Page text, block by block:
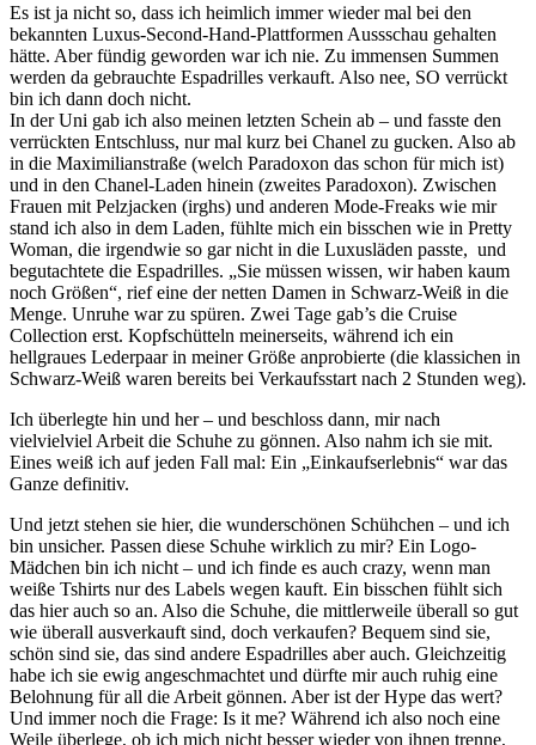
Es ist ja nicht so, dass ich heimlich immer wieder mal bei den
bekannten Luxus-Second-Hand-Plattformen Aussschau gehalten
hätte. Aber fündig geworden war ich nie. Zu immensen Summen
werden da gebrauchte Espadrilles verkauft. Also nee, SO verrückt
bin ich dann doch nicht.
In der Uni gab ich also meinen letzten Schein ab – und fasste den
verrückten Entschluss, nur mal kurz bei Chanel zu gucken. Also ab
in die Maximilianstraße (welch Paradoxon das schon für mich ist)
und in den Chanel-Laden hinein (zweites Paradoxon). Zwischen
Frauen mit Pelzjacken (irghs) und anderen Mode-Freaks wie mir
stand ich also in dem Laden, fühlte mich ein bisschen wie in Pretty
Woman, die irgendwie so gar nicht in die Luxusläden passte, und
begutachtete die Espadrilles. „Sie müssen wissen, wir haben kaum
noch Größen“, rief eine der netten Damen in Schwarz-Weiß in die
Menge. Unruhe war zu spüren. Zwei Tage gab’s die Cruise
Collection erst. Kopfschütteln meinerseits, während ich ein
hellgraues Lederpaar in meiner Größe anprobierte (die klassichen in
Schwarz-Weiß waren bereits bei Verkaufsstart nach 2 Stunden weg).
Ich überlegte hin und her – und beschloss dann, mir nach
vielvielviel Arbeit die Schuhe zu gönnen. Also nahm ich sie mit.
Eines weiß ich auf jeden Fall mal: Ein „Einkaufserlebnis“ war das
Ganze definitiv.
Und jetzt stehen sie hier, die wunderschönen Schühchen – und ich
bin unsicher. Passen diese Schuhe wirklich zu mir? Ein Logo-
Mädchen bin ich nicht – und ich finde es auch crazy, wenn man
weiße Tshirts nur des Labels wegen kauft. Ein bisschen fühlt sich
das hier auch so an. Also die Schuhe, die mittlerweile überall so gut
wie überall ausverkauft sind, doch verkaufen? Bequem sind sie,
schön sind sie, das sind andere Espadrilles aber auch. Gleichzeitig
habe ich sie ewig angeschmachtet und dürfte mir auch ruhig eine
Belohnung für all die Arbeit gönnen. Aber ist der Hype das wert?
Und immer noch die Frage: Is it me? Während ich also noch eine
Weile überlege, ob ich mich nicht besser wieder von ihnen trenne,